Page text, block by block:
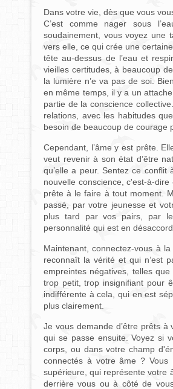
Dans votre vie, dès que vous
C’est comme nager sous
soudainement, vous voyez une
vers elle, ce qui crée une
tête au-dessus de l’eau et
vieilles certitudes, à beaucoup
la lumière n’e va pas de soi.
en même temps, il y a un
partie de la conscience
relations, avec les habitudes
besoin de beaucoup de courage
Cependant, l’âme y est prête.
veut revenir à son état d’être
qu’elle a peur. Sentez ce
nouvelle conscience, c'est-à-
prête à le faire à tout moment.
passé, par votre jeunesse et
plus tard par vos pairs, par
personnalité qui est en
Maintenant, connectez-vous à
reconnaît la vérité et qui n’est
empreintes négatives, telles
trop petit, trop insignifiant pour
indifférente à cela, qui en est
plus clairement.
Je vous demande d’être prêts
qui se passe ensuite. Voyez si
corps, ou dans votre champ
connectés à votre âme ?
supérieure, qui représente votre
derrière vous ou à côté de